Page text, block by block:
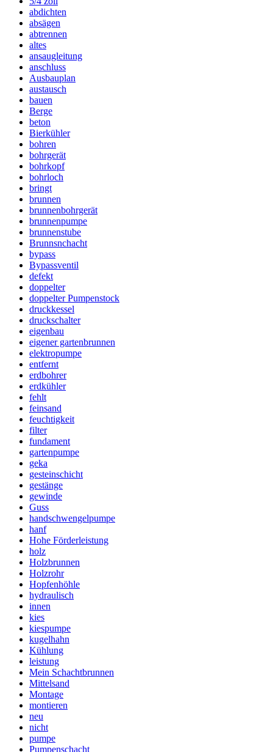
abdichten
absägen
abtrennen
altes
ansaugleitung
anschluss
Ausbauplan
austausch
bauen
Berge
beton
Bierkühler
bohren
bohrgerät
bohrkopf
bohrloch
bringt
brunnen
brunnenbohrgerät
brunnenpumpe
brunnenstube
Brunnsnchacht
bypass
Bypassventil
defekt
doppelter
doppelter Pumpenstock
druckkessel
druckschalter
eigenbau
eigener gartenbrunnen
elektropumpe
entfernt
erdbohrer
erdkühler
fehlt
feinsand
feuchtigkeit
filter
fundament
gartenpumpe
geka
gesteinschicht
gestänge
gewinde
Guss
handschwengelpumpe
hanf
Hohe Förderleistung
holz
Holzbrunnen
Holzrohr
Hopfenhöhle
hydraulisch
innen
kies
kiespumpe
kugelhahn
Kühlung
leistung
Mein Schachtbrunnen
Mittelsand
Montage
montieren
neu
nicht
pumpe
Pumpenschacht